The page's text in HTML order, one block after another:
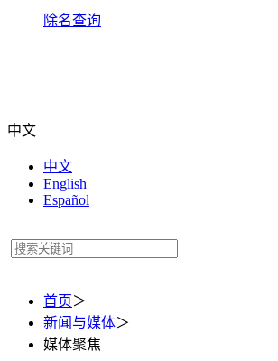
除名查询
中文
中文
English
Español
首页＞
新闻与媒体＞
媒体聚焦